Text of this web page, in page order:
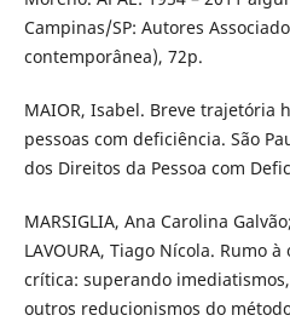
Campinas/SP: Autores
contemporânea), 72p.
MAIOR, Isabel. Breve trajetória
pessoas com deficiência. São
dos Direitos da Pessoa com
MARSIGLIA, Ana Carolina
LAVOURA, Tiago Nícola. Rumo
crítica: superando
outros reducionismos do